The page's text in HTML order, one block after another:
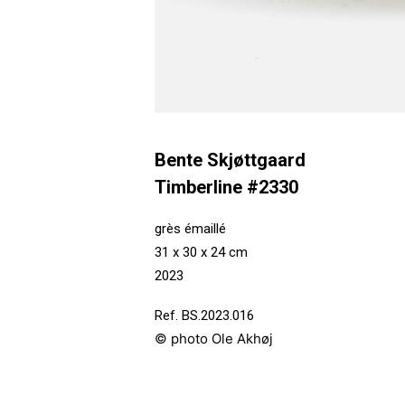
Bente Skjøttgaard
Timberline #2330
grès émaillé
31 x 30 x 24 cm
2023
Ref. BS.2023.016
© photo Ole Akhøj